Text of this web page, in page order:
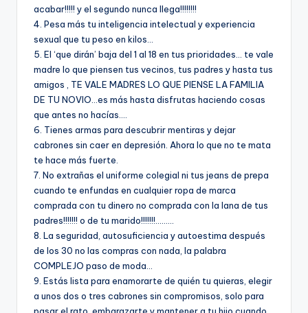
acabar!!!!! y el segundo nunca llega!!!!!!!!
4. Pesa más tu inteligencia intelectual y experiencia
sexual que tu peso en kilos…
5. El ‘que dirán’ baja del 1 al 18 en tus prioridades… te vale
madre lo que piensen tus vecinos, tus padres y hasta tus
amigos , TE VALE MADRES LO QUE PIENSE LA FAMILIA
DE TU NOVIO…es más hasta disfrutas haciendo cosas
que antes no hací­as….
6. Tienes armas para descubrir mentiras y dejar
cabrones sin caer en depresión. Ahora lo que no te mata
te hace más fuerte.
7. No extrañas el uniforme colegial ni tus jeans de prepa
cuando te enfundas en cualquier ropa de marca
comprada con tu dinero no comprada con la lana de tus
padres!!!!!!! o de tu marido!!!!!!!………
8. La seguridad, autosuficiencia y autoestima después
de los 30 no las compras con nada, la palabra
COMPLEJO paso de moda…
9. Estás lista para enamorarte de quién tu quieras, elegir
a unos dos o tres cabrones sin compromisos, solo para